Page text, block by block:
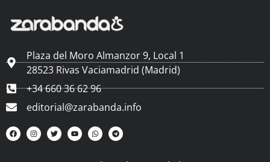
Plaza del Moro Almanzor 9, Local 1
28523 Rivas Vaciamadrid (Madrid)
+34 660 36 62 96
editorial@zarabanda.info